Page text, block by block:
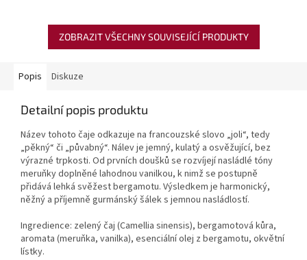
ZOBRAZIT VŠECHNY SOUVISEJÍCÍ PRODUKTY
Popis Diskuze
Detailní popis produktu
Název tohoto čaje odkazuje na francouzské slovo „joli“, tedy
„pěkný“ či „půvabný“. Nálev je jemný, kulatý a osvěžující, bez
výrazné trpkosti. Od prvních doušků se rozvíjejí nasládlé tóny
meruňky doplněné lahodnou vanilkou, k nimž se postupně
přidává lehká svěžest bergamotu. Výsledkem je harmonický,
něžný a příjemně gurmánský šálek s jemnou nasládlostí.
Ingredience: zelený čaj (Camellia sinensis), bergamotová kůra,
aromata (meruňka, vanilka), esenciální olej z bergamotu, okvětní
lístky.